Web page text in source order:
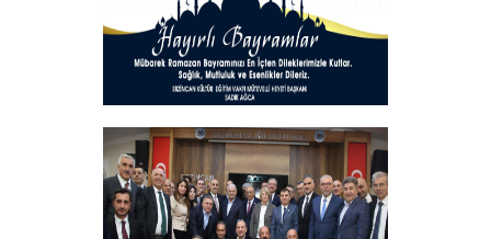
Hayırlı Bayramlar
+